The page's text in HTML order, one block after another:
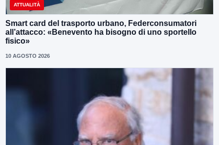
ATTUALITÀ
Smart card del trasporto urbano, Federconsumatori
all’attacco: «Benevento ha bisogno di uno sportello
fisico»
10 AGOSTO 2026